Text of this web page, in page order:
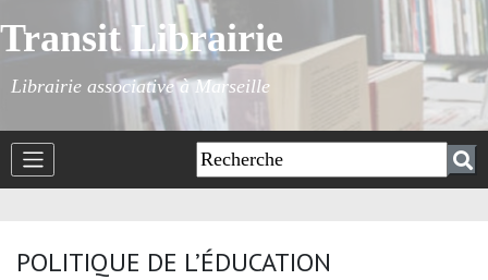
Transit Librairie
Librairie associative à Marseille
POLITIQUE DE L’ÉDUCATION